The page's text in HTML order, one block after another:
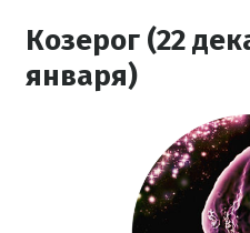
Козерог (22
января)